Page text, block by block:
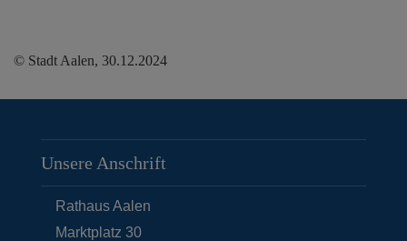
© Stadt Aalen, 30.12.2024
Unsere Anschrift
Rathaus Aalen
Marktplatz 30